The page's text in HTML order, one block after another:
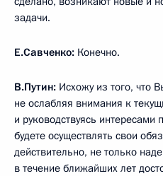
задачи.
Е.Савченко: Конечно.
В.Путин: Исхожу из того, что
не ослабляя внимания к
и руководствуясь интересами
будете осуществлять свои
действительно, не только
в течение ближайших лет